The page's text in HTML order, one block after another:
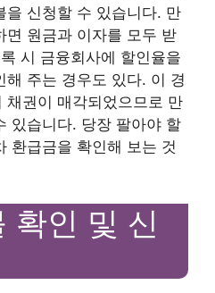
을 신청할 수 있습니다. 만
면 원금과 이자를 모두 받
시 금융회사에 할인율을
해 주는 경우도 있다. 이 경
채권이 매각되었으므로 만
있습니다. 당장 팔아야 할
환급금을 확인해 보는 것
확인 및 신